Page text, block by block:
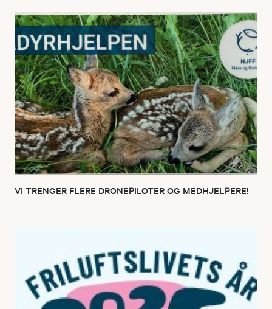
VI TRENGER FLERE DRONEPILOTER OG MEDHJELPERE!